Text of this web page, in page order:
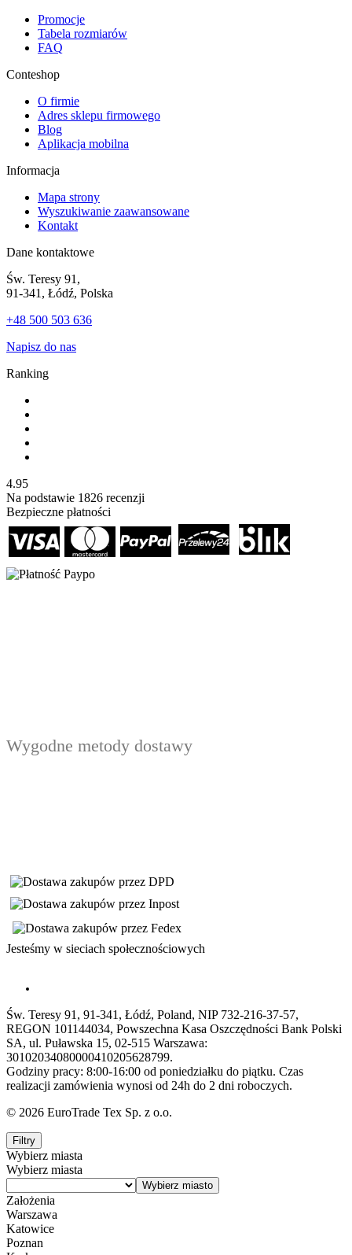
Promocje
Tabela rozmiarów
FAQ
Conteshop
O firmie
Adres sklepu firmowego
Blog
Aplikacja mobilna
Informacja
Mapa strony
Wyszukiwanie zaawansowane
Kontakt
Dane kontaktowe
Św. Teresy 91,
91-341, Łódź, Polska
+48 500 503 636
Napisz do nas
Ranking
4.95
Na podstawie 1826 recenzji
Bezpieczne płatności
Wygodne metody dostawy
Jesteśmy w sieciach społecznościowych
Św. Teresy 91, 91-341, Łódź, Poland, NIP 732-216-37-57,
REGON 101144034, Powszechna Kasa Oszczędności Bank Polski
SA, ul. Puławska 15, 02-515 Warszawa:
30102034080000410205628799.
Godziny pracy: 8:00-16:00 od poniedziałku do piątku. Czas
realizacji zamówienia wynosi od 24h do 2 dni roboczych.
© 2026 EuroTrade Tex Sp. z o.o.
Filtry
Wybierz miasta
Wybierz miasta
Założenia
Warszawa
Katowice
Poznan